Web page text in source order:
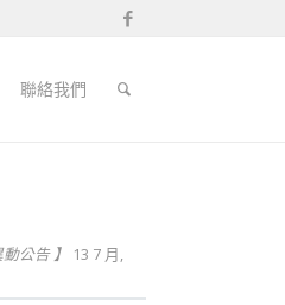
聯絡我們
公告 】
13 7 月,